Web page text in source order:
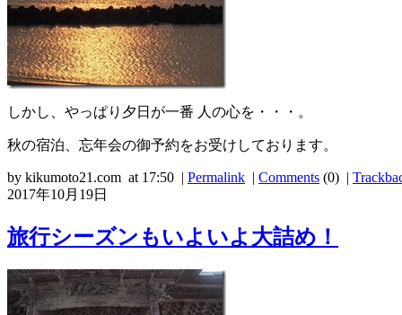
しかし、やっぱり夕日が一番 人の心を・・・。
秋の宿泊、忘年会の御予約をお受けしております。
by kikumoto21.com at 17:50 | Permalink | Comments (0) |
2017年10月19日
旅行シーズンもいよいよ大詰め！